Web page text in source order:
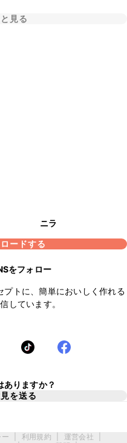
見る
ニラ
ードする
をフォロー
プトに、簡単においしく作れる
しています。
ありますか？
を送る
利用規約 運営会社